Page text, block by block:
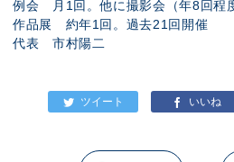
例会 月1回。他に撮影会（年8回程
作品展 約年1回。過去21回開催
代表 市村陽二